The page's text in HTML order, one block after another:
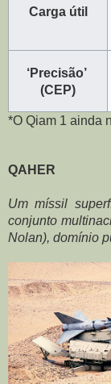
Carga útil
‘Precisão’
(CEP)
*O Qiam 1 ainda
QAHER
Um míssil
conjunto
Nolan), domínio